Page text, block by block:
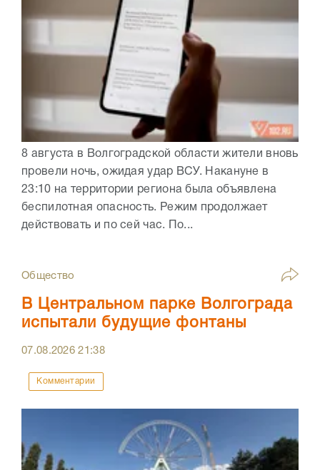
8 августа в Волгоградской области жители вновь
провели ночь, ожидая удар ВСУ. Накануне в
23:10 на территории региона была объявлена
беспилотная опасность. Режим продолжает
действовать и по сей час. По...
Общество
В Центральном парке Волгограда
испытали будущие фонтаны
07.08.202621:38
Комментарии